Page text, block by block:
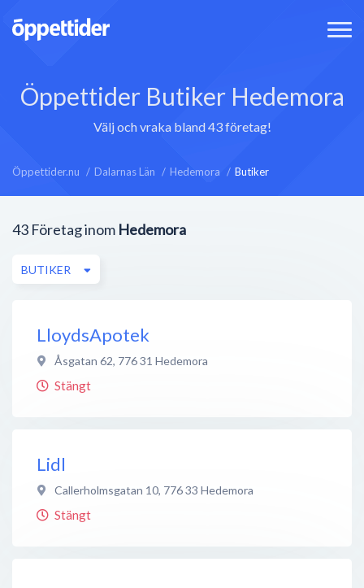
Öppettider Butiker Hedemora
Välj och vraka bland 43 företag!
Öppettider.nu Dalarnas Län Hedemora Butiker
43 Företag inom Hedemora
BUTIKER
LloydsApotek
Åsgatan 62, 776 31 Hedemora
Stängt
Lidl
Callerholmsgatan 10, 776 33 Hedemora
Stängt